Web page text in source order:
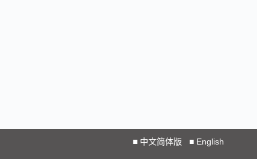
■ 中文简体版 ■ English